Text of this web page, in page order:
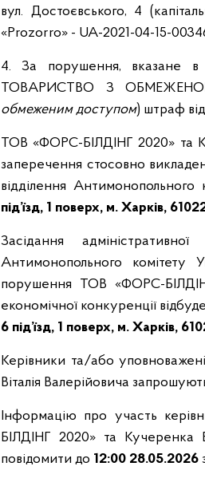
вул. Достоєвського, 4
«Prozorro» - UA-2021-04-15-
4. За порушення, вказане в
ТОВАРИСТВО З
обмеженим доступом) штраф
ТОВ «ФОРС-БІЛДІНГ 2020» та
заперечення стосовно
відділення
під’їзд, 1 поверх, м. Харків,
Засідання
Антимонопольного
порушення ТОВ «ФОРС-
економічної конкуренції
6 під’їзд, 1 поверх, м. Харків,
Керівники та/або
Віталія Валерійовича
Інформацію про участь
БІЛДІНГ 2020» та Кучеренка
повідомити до 12:00 28.05.2026